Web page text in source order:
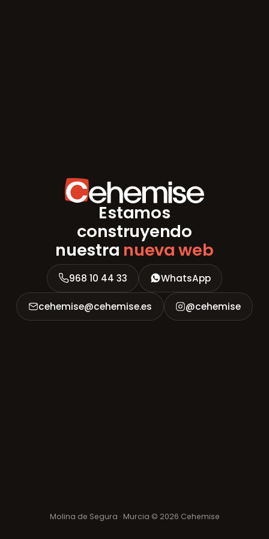
Estamos
construyendo
nuestra nueva web
968 10 44 33 WhatsApp
cehemise@cehemise.es @cehemise
Molina de Segura · Murcia·© 2026 Cehemise